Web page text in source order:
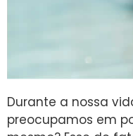
Durante a nossa
preocupamos em